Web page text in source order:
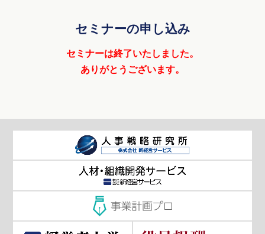
セミナーの申し込み
セミナーは終了いたしました。
ありがとうございます。